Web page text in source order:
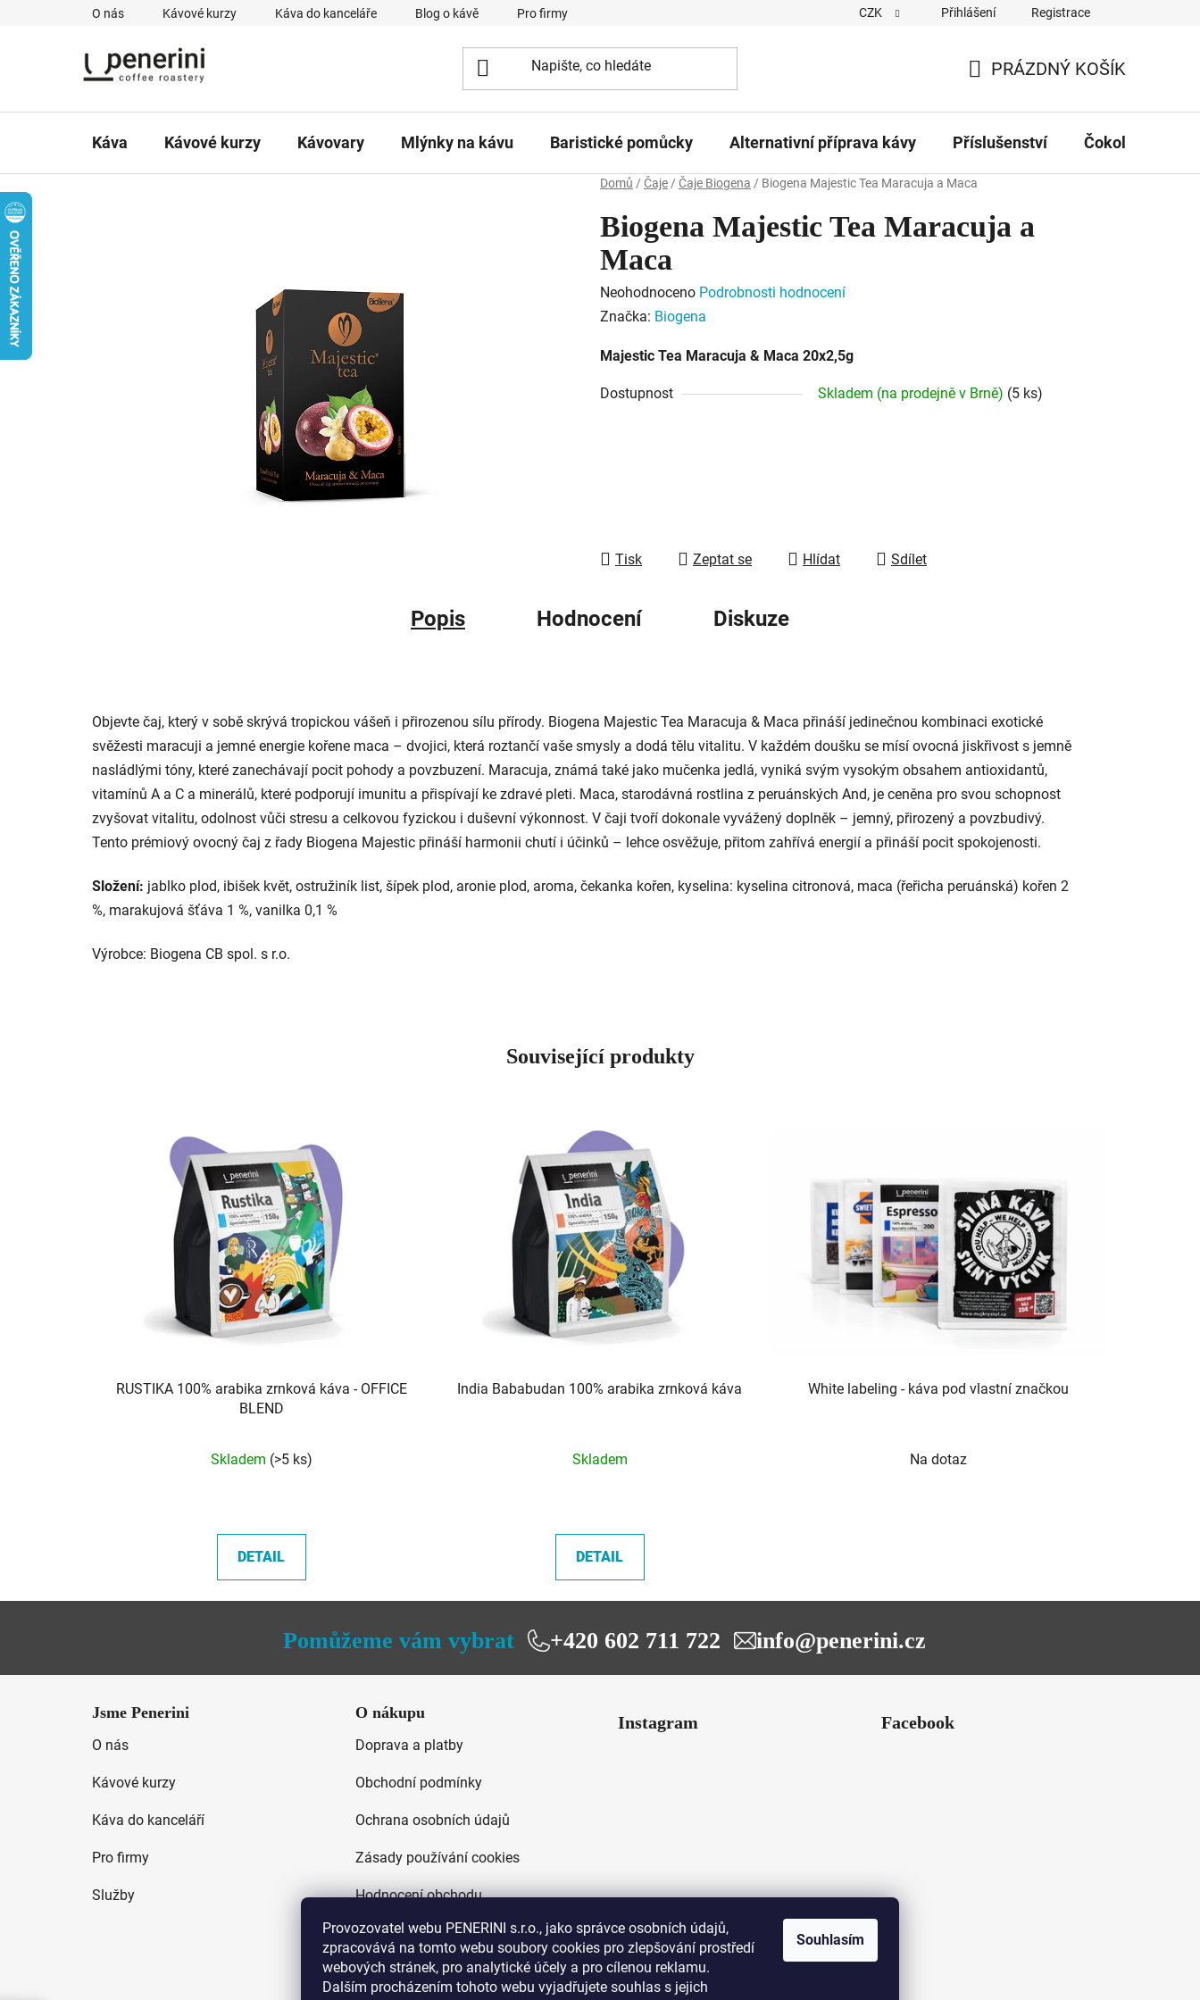
Provozovatel webu PENERINI s.r.o., jako správce osobních údajů,
zpracovává na tomto webu soubory cookies pro zlepšování prostředí
webových stránek, pro analytické účely a pro cílenou reklamu.
Dalším procházením tohoto webu vyjadřujete souhlas s jejich
Souhlasím
O nás Kávové kurzy Káva do kanceláře Blog o kávě Pro firmy Obchodní podmínky Kontakty Hodnocení obchodu
CZK Přihlášení Registrace
KOŠÍK
PRÁZDNÝ KOŠÍK
Káva Kávové kurzy Kávovary Mlýnky na kávu Baristické pomůcky Alternativní příprava kávy Příslušenství Čokolády
Domů / Čaje / Čaje Biogena / Biogena Majestic Tea Maracuja a Maca
Biogena Majestic Tea Maracuja a
Maca
Průměrné
hodnocení
je
0,0
Neohodnoceno Podrobnosti hodnocení
Značka: Biogena
Majestic Tea Maracuja & Maca 20x2,5g
Dostupnost Skladem (na prodejně v Brně) (5 ks)
Tisk Zeptat se Hlídat Sdílet
Popis Hodnocení Diskuze
Objevte čaj, který v sobě skrývá tropickou vášeň i přirozenou sílu přírody. Biogena Majestic Tea Maracuja & Maca přináší jedinečnou kombinaci exotické
svěžesti maracuji a jemné energie kořene maca – dvojici, která roztančí vaše smysly a dodá tělu vitalitu. V každém doušku se mísí ovocná jiskřivost s jemně
nasládlými tóny, které zanechávají pocit pohody a povzbuzení. Maracuja, známá také jako mučenka jedlá, vyniká svým vysokým obsahem antioxidantů,
vitamínů A a C a minerálů, které podporují imunitu a přispívají ke zdravé pleti. Maca, starodávná rostlina z peruánských And, je ceněna pro svou schopnost
zvyšovat vitalitu, odolnost vůči stresu a celkovou fyzickou i duševní výkonnost. V čaji tvoří dokonale vyvážený doplněk – jemný, přirozený a povzbudivý.
Tento prémiový ovocný čaj z řady Biogena Majestic přináší harmonii chutí i účinků – lehce osvěžuje, přitom zahřívá energií a přináší pocit spokojenosti.
Složení: jablko plod, ibišek květ, ostružiník list, šípek plod, aronie plod, aroma, čekanka kořen, kyselina: kyselina citronová, maca (řeřicha peruánská) kořen 2
%, marakujová šťáva 1 %, vanilka 0,1 %
Výrobce: Biogena CB spol. s r.o.
Související produkty
RUSTIKA 100% arabika zrnková káva - OFFICE
BLEND
hodnocení
z
Skladem (>5 ks)
DETAIL
India Bababudan 100% arabika zrnková káva
hodnocení
z
Skladem
DETAIL
White labeling - káva pod vlastní značkou
hodnocení
Na dotaz
Pomůžeme vám vybrat +420 602 711 722 info@penerini.cz
Jsme Penerini
O nás
Kávové kurzy
Káva do kanceláří
Pro firmy
Služby
O nákupu
Doprava a platby
Obchodní podmínky
Ochrana osobních údajů
Zásady používání cookies
Hodnocení obchodu
Instagram Facebook